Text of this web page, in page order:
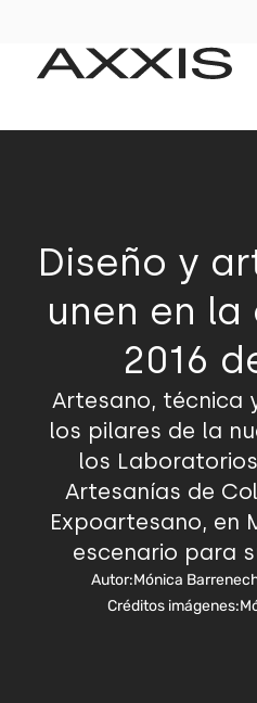
Diseño y
unen en
2016
Artesano, técnica
los pilares de la
los
Artesanías de
Expoartesano, en
escenario para
Autor:Mónica
Créditos imágenes: